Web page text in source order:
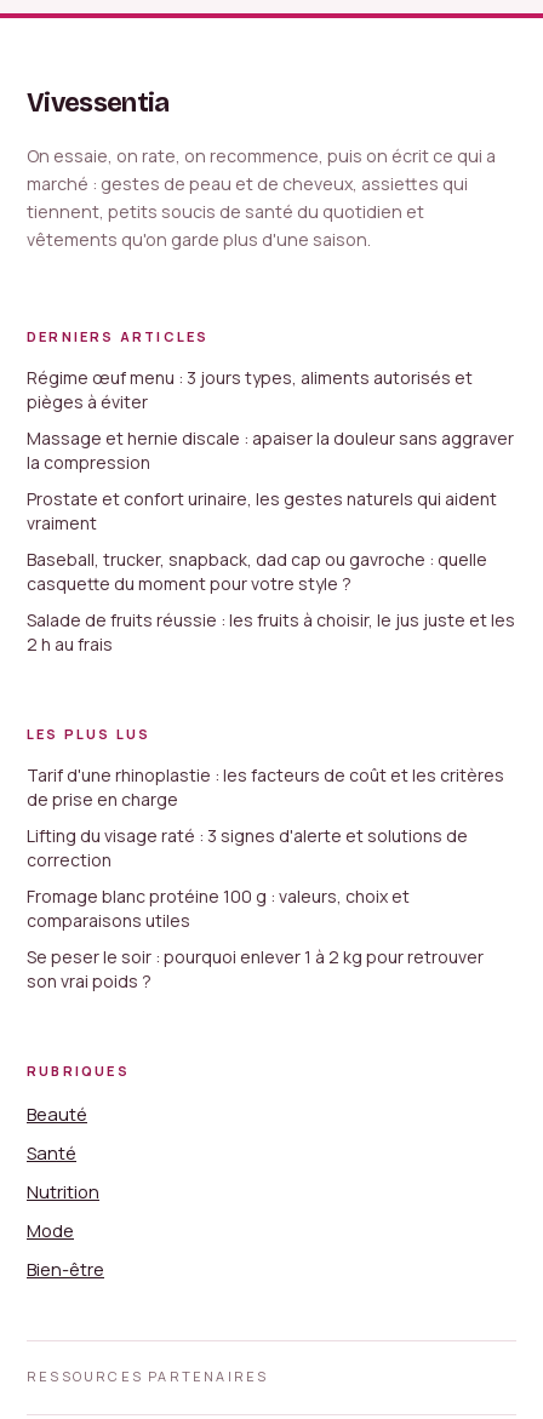
assiettes
Vivessentia
On essaie, on rate, on recommence, puis on écrit ce qui a
marché : gestes de peau et de cheveux, assiettes qui
tiennent, petits soucis de santé du quotidien et
vêtements qu'on garde plus d'une saison.
DERNIERS ARTICLES
Régime œuf menu : 3 jours types, aliments autorisés et
pièges à éviter
Massage et hernie discale : apaiser la douleur sans aggraver
la compression
Prostate et confort urinaire, les gestes naturels qui aident
vraiment
Baseball, trucker, snapback, dad cap ou gavroche : quelle
casquette du moment pour votre style ?
Salade de fruits réussie : les fruits à choisir, le jus juste et les
2 h au frais
LES PLUS LUS
Tarif d'une rhinoplastie : les facteurs de coût et les critères
de prise en charge
Lifting du visage raté : 3 signes d'alerte et solutions de
correction
Fromage blanc protéine 100 g : valeurs, choix et
comparaisons utiles
Se peser le soir : pourquoi enlever 1 à 2 kg pour retrouver
son vrai poids ?
RUBRIQUES
Beauté
Santé
Nutrition
Mode
Bien-être
RESSOURCES PARTENAIRES